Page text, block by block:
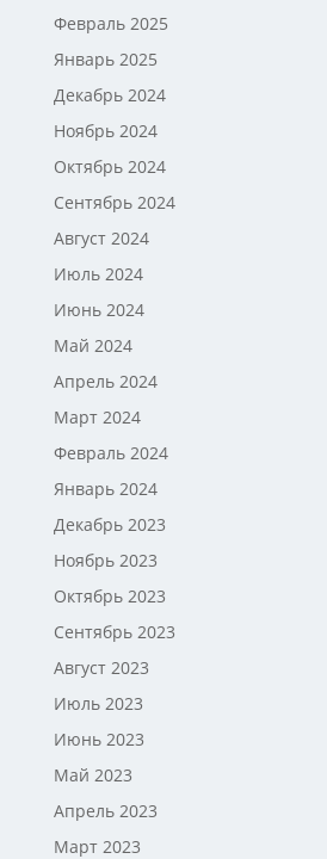
Февраль 2025
Январь 2025
Декабрь 2024
Ноябрь 2024
Октябрь 2024
Сентябрь 2024
Август 2024
Июль 2024
Июнь 2024
Май 2024
Апрель 2024
Март 2024
Февраль 2024
Январь 2024
Декабрь 2023
Ноябрь 2023
Октябрь 2023
Сентябрь 2023
Август 2023
Июль 2023
Июнь 2023
Май 2023
Апрель 2023
Март 2023